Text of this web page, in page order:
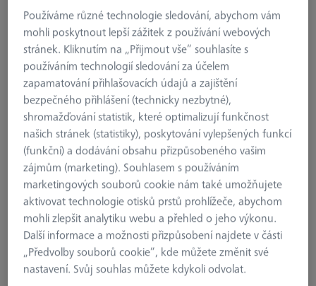
Měřicí místnost
Uložení a nastavování
Příslušenství pro zaručenou přesnost a spolehlivé
výsledky měření
Jediným způsobem, jak zaručit maximální přesnost a
soulad se specifikacemi měřicího systému, je používat
pouze certifikované originální příslušenství ZEISS.
Jak poznám, že je stylusový systém dobrý?
Ideální snímačesnímačemá co nejméně spojů, je tuhý,
lehký a teplotně odolný. Hrot je „špičkou“ systému hrotu
Používáme různé technologie sledování, abychom vám
mohli poskytnout lepší zážitek z používání webových
stránek. Kliknutím na „Přijmout vše“ souhlasíte s
používáním technologií sledování za účelem
zapamatování přihlašovacích údajů a zajištění
bezpečného přihlášení (technicky nezbytné),
shromažďování statistik, které optimalizují funkčnost
našich stránek (statistiky), poskytování vylepšených funkcí
(funkční) a dodávání obsahu přizpůsobeného vašim
zájmům (marketing). Souhlasem s používáním
marketingových souborů cookie nám také umožňujete
aktivovat technologie otisků prstů prohlížeče, abychom
mohli zlepšit analytiku webu a přehled o jeho výkonu.
Další informace a možnosti přizpůsobení najdete v části
„Předvolby souborů cookie“, kde můžete změnit své
nastavení. Svůj souhlas můžete kdykoli odvolat.